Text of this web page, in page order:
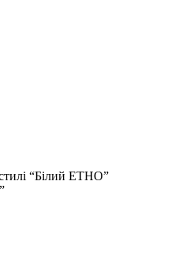
“Білий ЕТНО”